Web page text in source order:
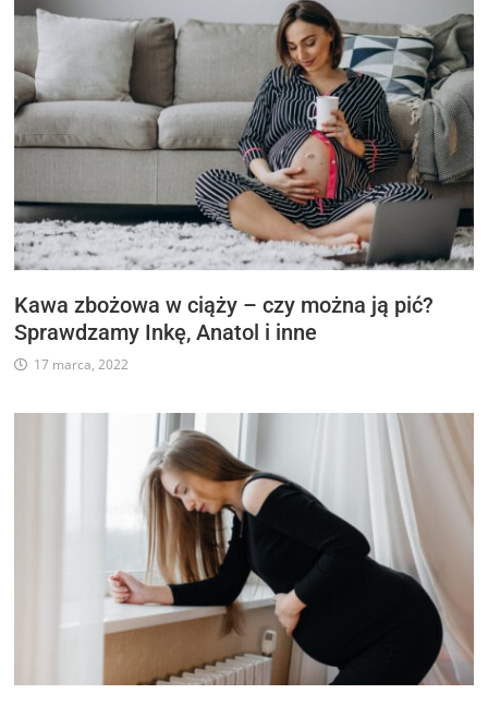
Kawa zbożowa w ciąży – czy można ją pić?
Sprawdzamy Inkę, Anatol i inne
17 marca, 2022